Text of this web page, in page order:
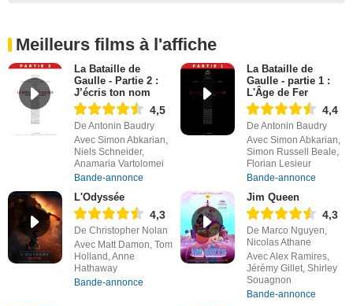
Meilleurs films à l'affiche
La Bataille de
Gaulle - Partie 2 :
J’écris ton nom
4,5
De Antonin Baudry
Avec Simon Abkarian,
Niels Schneider,
Anamaria Vartolomei
Bande-annonce
La Bataille de
Gaulle - partie 1 :
L'Âge de Fer
4,4
De Antonin Baudry
Avec Simon Abkarian,
Simon Russell Beale,
Florian Lesieur
Bande-annonce
L'Odyssée
4,3
De Christopher Nolan
Avec Matt Damon, Tom
Holland, Anne
Hathaway
Bande-annonce
Jim Queen
4,3
De Marco Nguyen,
Nicolas Athane
Avec Alex Ramires,
Jérémy Gillet, Shirley
Souagnon
Bande-annonce